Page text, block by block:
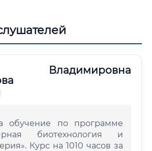
Владимировна
обучение по программе
биотехнология и
Курс на 1010 часов за